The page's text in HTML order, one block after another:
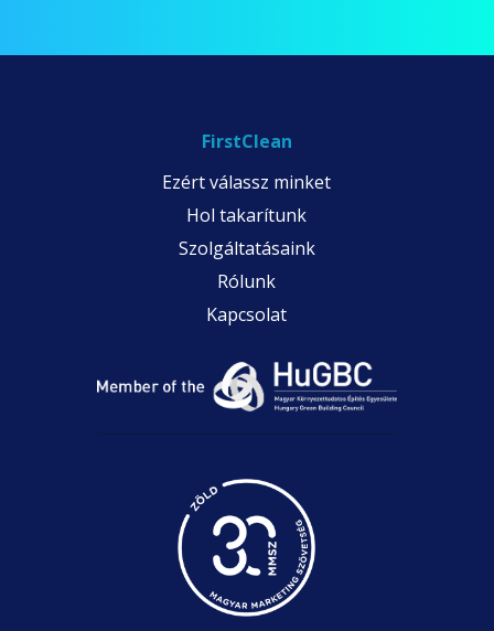
FirstClean
Ezért válassz minket
Hol takarítunk
Szolgáltatásaink
Rólunk
Kapcsolat